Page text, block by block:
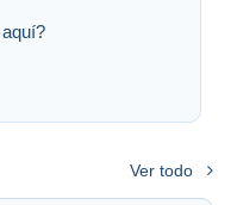
Ver todo